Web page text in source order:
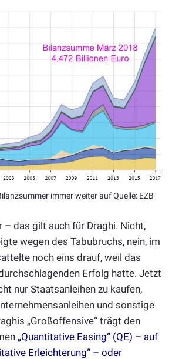
immer weiter auf Quelle: EZB
– das gilt auch für Draghi. Nicht,
wegen des Tabubruchs, nein, im
noch eins drauf, weil das
Erfolg hatte. Jetzt
nur Staatsanleihen zu kaufen,
und sonstige
„Großoffensive“ trägt den
„Quantitative Easing“ (QE) – auf
Erleichterung“ – oder